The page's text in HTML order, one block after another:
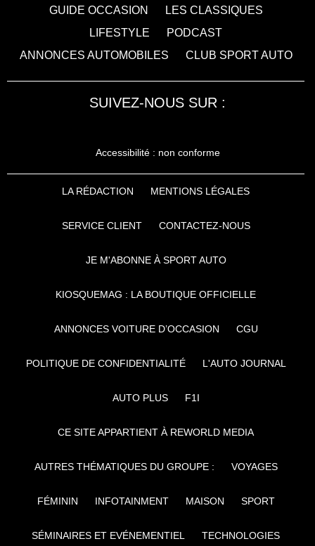
GUIDE OCCASION
LES CLASSIQUES
LIFESTYLE
PODCAST
ANNONCES AUTOMOBILES
CLUB SPORT AUTO
SUIVEZ-NOUS SUR :
Accessibilité : non conforme
LA RÉDACTION MENTIONS LÉGALES
SERVICE CLIENT CONTACTEZ-NOUS
JE M'ABONNE À SPORT AUTO
KIOSQUEMAG : LA BOUTIQUE OFFICIELLE
ANNONCES VOITURE D’OCCASION CGU
POLITIQUE DE CONFIDENTIALITÉ L'AUTO JOURNAL
AUTO PLUS F1I
CE SITE APPARTIENT À REWORLD MEDIA
AUTRES THÉMATIQUES DU GROUPE : VOYAGES
FÉMININ INFOTAINMENT MAISON SPORT
SÉMINAIRES ET EVÉNEMENTIEL TECHNOLOGIES